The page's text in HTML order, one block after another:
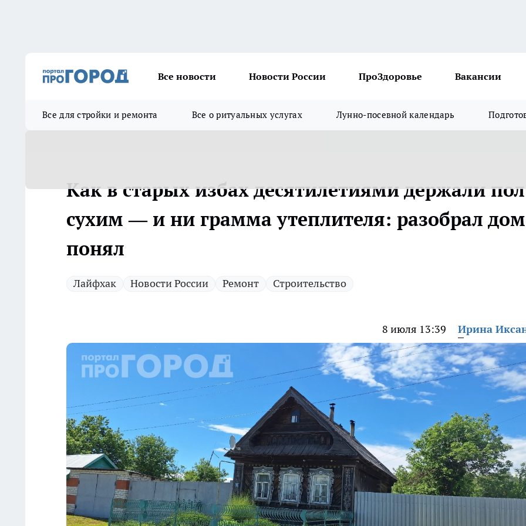
Все новости Новости России ПроЗдоровье Вакансии
Все для стройки и ремонта Все о ритуальных услугах Лунно-посевной календарь
Как в старых избах десятилетиями держали пол
сухим — и ни грамма утеплителя: разобрал
понял
Лайфхак Новости России Ремонт Строительство
8 июля 13:39 Ирина